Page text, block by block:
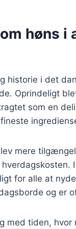
høns i
historie i det
Oprindeligt
som en
mere
for alle at
og er
med tiden,